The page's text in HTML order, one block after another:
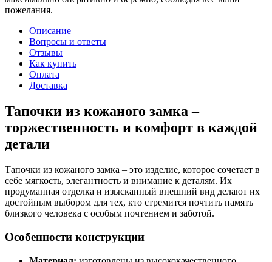
пожелания.
Описание
Вопросы и ответы
Отзывы
Как купить
Оплата
Доставка
Тапочки из кожаного замка –
торжественность и комфорт в каждой
детали
Тапочки из кожаного замка – это изделие, которое сочетает в
себе мягкость, элегантность и внимание к деталям. Их
продуманная отделка и изысканный внешний вид делают их
достойным выбором для тех, кто стремится почтить память
близкого человека с особым почтением и заботой.
Особенности конструкции